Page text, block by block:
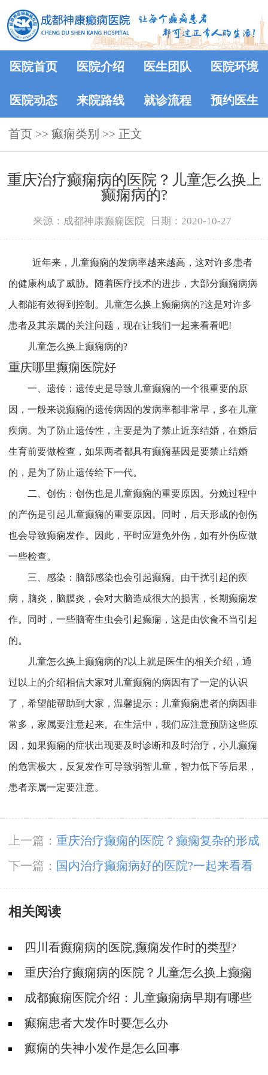
医院首页 医院介绍 医生团队 医院环境
医院动态 来院路线 就诊流程 预约医生
首页 >> 癫痫类别 >> 正文
重庆治疗癫痫病的医院？儿童怎么换上
癫痫病的?
来源：成都神康癫痫医院 日期：2020-10-27
近年来，儿童癫痫的发病率越来越高，这对许多患者
的健康构成了威胁。随着医疗技术的进步，大部分癫痫病病
人都能有效得到控制。儿童怎么换上癫痫病的?这是对许多
患者及其亲属的关注问题，现在让我们一起来看看吧!
儿童怎么换上癫痫病的?
重庆哪里癫痫医院好
一、遗传：遗传史是导致儿童癫痫的一个很重要的原
因，一般来说癫痫的遗传病因的发病率都非常早，多在儿童
疾病。为了防止遗传性，主要是为了禁止近亲结婚，在婚后
生育前要做检查，如果两者都具有癫痫基因是要禁止结婚
的，是为了防止遗传给下一代。
二、创伤：创伤也是儿童癫痫的重要原因。分娩过程中
的产伤是引起儿童癫痫的重要原因。同时，后天形成的创伤
也会导致癫痫发作。因此，平时应避免外伤，如有外伤应做
一些检查。
三、感染：脑部感染也会引起癫痫。由干扰引起的疾
病，脑炎，脑膜炎，会对大脑造成很大的损害，长期癫痫发
作。同时，一些脑寄生虫会引起癫痫，这是由饮食不当引起
的。
儿童怎么换上癫痫病的?以上就是医生的相关介绍，通
过以上的介绍相信大家对儿童癫痫的病因有了一定的认识
了，希望能帮助到大家，温馨提示：儿童癫痫患者的病因非
常多，家属要注意起来。在生活中，我们应注意预防这些原
因，如果癫痫的症状出现要及时诊断和及时治疗，小儿癫痫
的危害极大，反复发作可导致弱智儿童，智力低下等后果，
患者亲属一定要注意。
上一篇： 重庆治疗癫痫的医院？癫痫复杂的形成
原因是什么?
下一篇： 国内治疗癫痫病好的医院?一起来看看
相关阅读
四川看癫痫病的医院,癫痫发作时的类型?
重庆治疗癫痫病的医院？儿童怎么换上癫痫
病的?成都癫痫医院介绍：儿童癫痫病早期有哪些
特征?癫痫患者大发作时要怎么办
癫痫的失神小发作是怎么回事